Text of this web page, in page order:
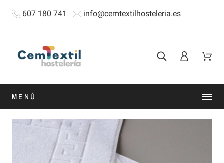
607 180 741 info@cemtextilhosteleria.es
MENÚ